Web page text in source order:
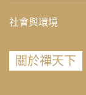
社會與環境
關於禪天下